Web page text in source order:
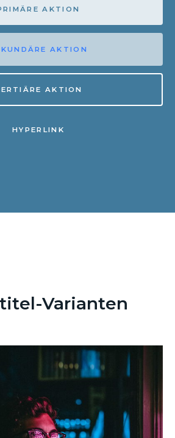
AKTION
AKTION
AKTION
HYPERLINK
Varianten